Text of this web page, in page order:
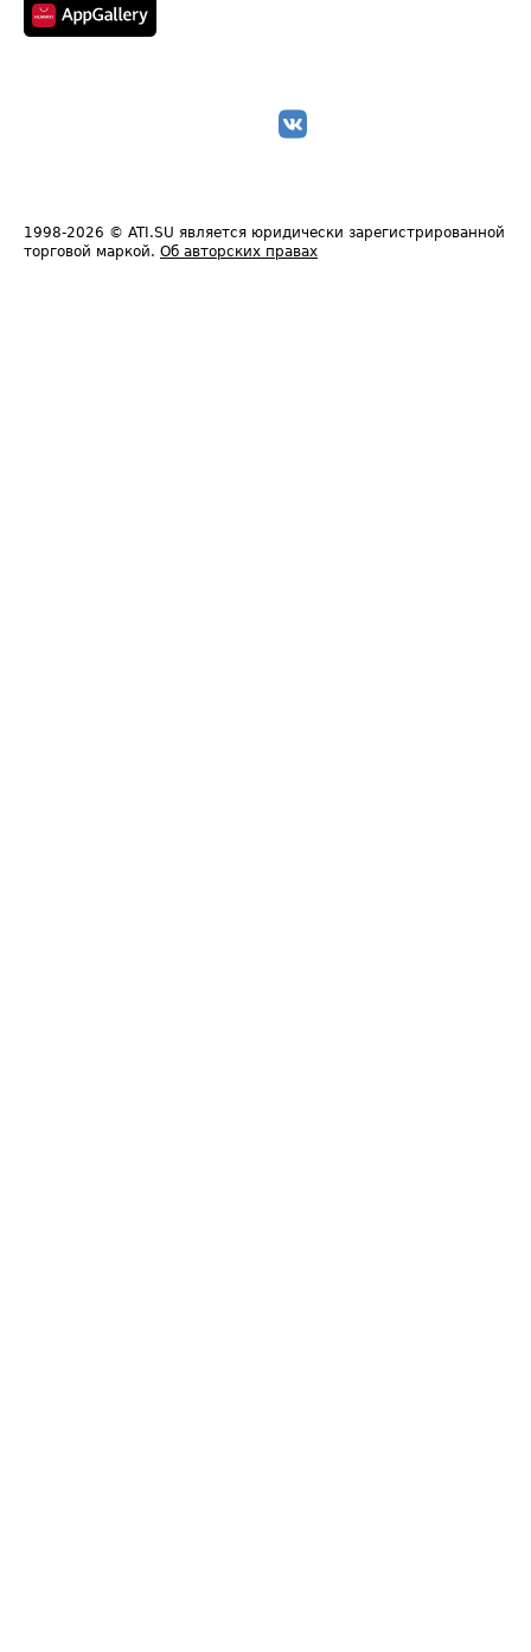
1998-2026 © ATI.SU является юридически зарегистрированной
торговой маркой. Об авторских правах